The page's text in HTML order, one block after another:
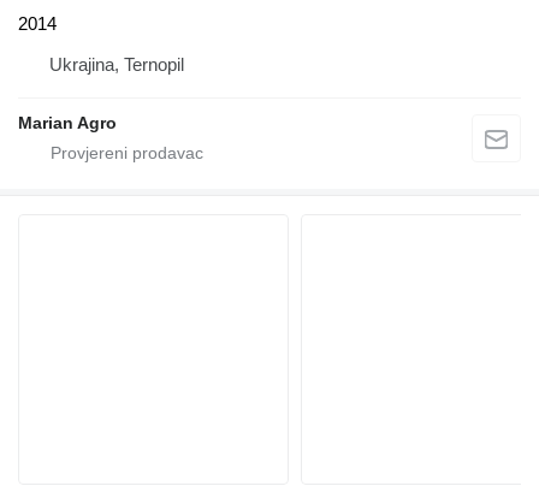
2014
Ukrajina, Ternopil
Marian Agro